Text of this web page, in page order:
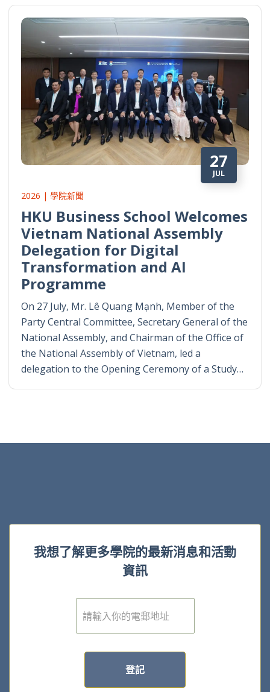
27
JUL
2026 | 學院新聞
HKU Business School Welcomes
Vietnam National Assembly
Delegation for Digital
Transformation and AI
Programme
On 27 July, Mr. Lê Quang Mạnh, Member of the
Party Central Committee, Secretary General of the
National Assembly, and Chairman of the Office of
the National Assembly of Vietnam, led a
delegation to the Opening Ceremony of a Study…
我想了解更多學院的最新消息和活動
資訊
電
子
登記